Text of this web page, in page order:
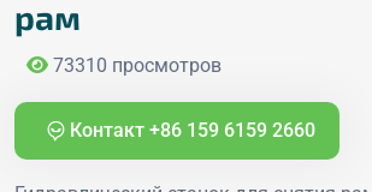
рам
73310 просмотров
Контакт +86 159 6159 2660